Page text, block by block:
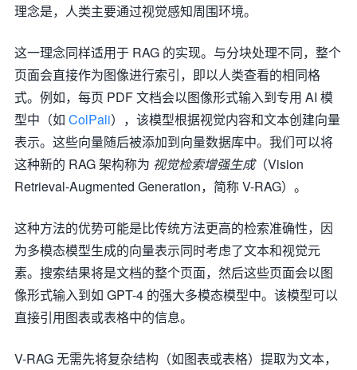
理念是，人类主要通过视觉感知周围环境。
这一理念同样适用于 RAG 的实现。与分块处理不同，整个
页面会直接作为图像进行索引，即以人类查看的相同格
式。例如，每页 PDF 文档会以图像形式输入到专用 AI 模
型中（如 ColPali），该模型根据视觉内容和文本创建向量
表示。这些向量随后被添加到向量数据库中。我们可以将
这种新的 RAG 架构称为 视觉检索增强生成（Vision
Retrieval-Augmented Generation，简称 V-RAG）。
这种方法的优势可能是比传统方法更高的检索准确性，因
为多模态模型生成的向量表示同时考虑了文本和视觉元
素。搜索结果将是文档的整个页面，然后这些页面会以图
像形式输入到如 GPT-4 的强大多模态模型中。该模型可以
直接引用图表或表格中的信息。
V-RAG 无需先将复杂结构（如图表或表格）提取为文本，